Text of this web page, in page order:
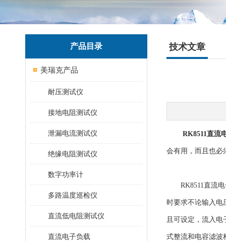
产品目录
美瑞克产品
耐压测试仪
接地电阻测试仪
泄漏电流测试仪
绝缘电阻测试仪
数字功率计
多路温度巡检仪
直流低电阻测试仪
直流电子负载
技术文章
RK8511直流
会有用，而且也必
RK8511直流电
时要求不论输入电
且可设定，流入
式整流和电容滤波